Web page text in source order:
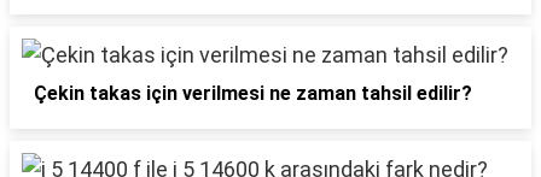
Çekin takas için verilmesi ne zaman tahsil edilir?